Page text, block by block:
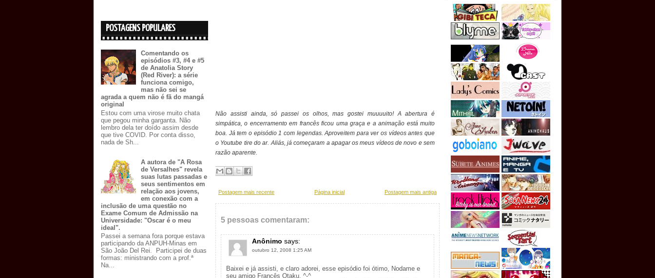
POSTAGENS POPULARES
Comentando os
episódios #3, #4 e #5
de Anatolia Story
(Red River): a série
funciona comigo,
mas não sei se
agrada a quem não é fã do mangá
original
Estou com uma virose muito chata
que pegou minha garganta. Não
lembro dela ter doído assim desde
que tive COVID. Por conta disso,
nada de Sh...
A autora de "A Rosa
de Versalhes" revela
suas lutas passadas e
seus sentimentos em
relação aos jovens,
em conexão com a
inclusão de uma questão no
Exame Comum de Admissão na
Universidade: "Oscar é o meu
ideal".
Passei a semana fora porque estava
participando da ANPUH-Minas em
São João Del Rei. Participei de duas
formas: ministrando com a prof.ª
Na...
Não assisti ainda, só passei os olhos, mas gostei muuuuito! A abertura é
simpática, o encerramento em francês ficou uma graça e a animação está muito
boa. Já tem o episódio 1 com legendas. Aproveitem para ver os vídeos antes que
o Youtube tire do ar. Aliás, já começaram a apagar os meus vídeos de novo e sem
razão aparente.
Postagem mais recente Postagem mais antiga
Página inicial
5 pessoas comentaram:
Anônimo says:
outubro 12, 2008 1:25 AM
Baixei e já assisti, e claro adorei, esse episódio foi ótimo, Nodame e
seu amigo Francês Otaku. ^-^